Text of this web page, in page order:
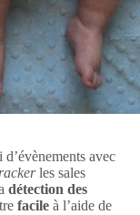
avec
les sales
détection des
facile à l’aide de